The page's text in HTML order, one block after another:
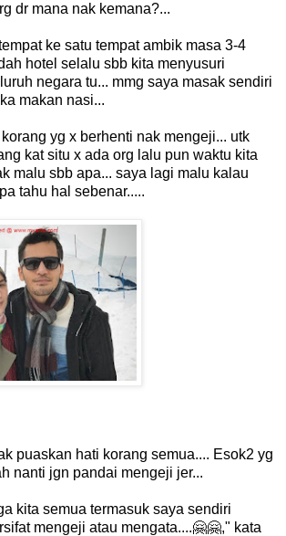
dr mana nak kemana?...
ke satu tempat ambik masa 3-4
hotel selalu sbb kita menyusuri
negara tu... mmg saya masak sendiri
makan nasi...
yg x berhenti nak mengeji... utk
kat situ x ada org lalu pun waktu kita
malu sbb apa... saya lagi malu kalau
tahu hal sebenar.....
puaskan hati korang semua.... Esok2 yg
nanti jgn pandai mengeji jer...
kita semua termasuk saya sendiri
mengeji atau mengata....🤗🤗," kata